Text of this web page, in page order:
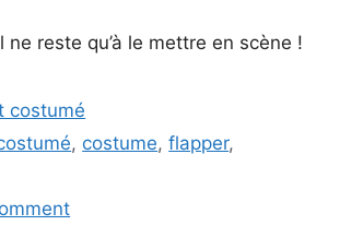
ne reste qu’à le mettre en scène !
costumé
, costume,flapper,